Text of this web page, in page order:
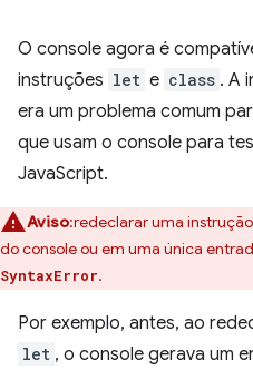
O console agora é
instruções let e class . A
era um problema comum
que usam o console para
JavaScript.
Aviso:redeclarar uma instrução
do console ou em uma única
SyntaxError.
Por exemplo, antes, ao
let , o console gerava um